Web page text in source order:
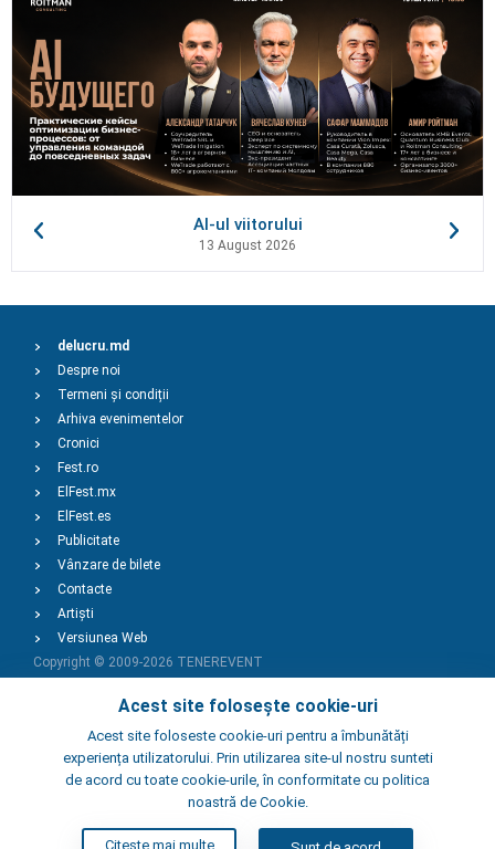
AI-ul viitorului
13 August 2026
Acest site folosește cookie-uri
Acest site foloseste cookie-uri pentru a îmbunătăți
experiența utilizatorului. Prin utilizarea site-ul nostru sunteti
de acord cu toate cookie-urile, în conformitate cu politica
noastră de Cookie.
Citeste mai multe
delucru.md
Despre noi
Termeni și condiții
Arhiva evenimentelor
Cronici
Fest.ro
ElFest.mx
ElFest.es
Publicitate
Vânzare de bilete
Contacte
Artiști
Versiunea Web
Copyright © 2009-2026 TENEREVENT
Adaugă Eveniment
Adaugă Local